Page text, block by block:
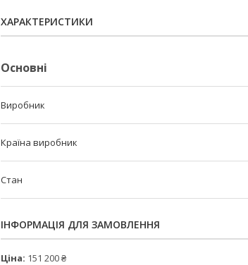
ХАРАКТЕРИСТИКИ
Основні
Виробник
Країна виробник
Стан
ІНФОРМАЦІЯ ДЛЯ ЗАМОВЛЕННЯ
Ціна: 151 200 ₴